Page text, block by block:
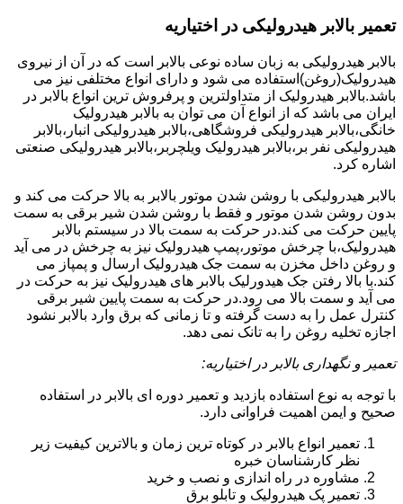
تعمیر بالابر هیدرولیکی در اختیاریه
بالابر هیدرولیکی به زبان ساده نوعی بالابر است که در آن از نیروی
هیدرولیک(روغن)استفاده می شود و دارای انواع مختلفی نیز می
باشد.بالابر هیدرولیک از متداولترین و پرفروش ترین انواع بالابر در
ایران می باشد که از انواع آن می توان به بالابر هیدرولیک
خانگی،بالابر هیدرولیکی فروشگاهی،بالابر هیدرولیکی انبار،بالابر
هیدرولیکی نفر بر،بالابر هیدرولیک ویلچربر،بالابر هیدرولیکی صنعتی
اشاره کرد.
بالابر هیدرولیکی با روشن شدن موتور بالابر به بالا حرکت می کند و
بدون روشن شدن موتور و فقط با روشن شدن شیر برقی به سمت
پایین حرکت می کند.در حرکت به سمت بالا در سیستم بالابر
هیدرولیک،با چرخش موتور،پمپ هیدرولیک نیز به چرخش در می آید
و روغن داخل مخزن به سمت جک هیدرولیک ارسال و پمپاز می
کند.با بالا رفتن جک هیدورلیک بالابر های هیدرولیک نیز به حرکت در
می آید و سمت بالا می رود.در حرکت به سمت پایین شیر برقی
کنترل عمل را به دست گرفته و تا زمانی که برق وارد بالابر نشود
اجازه تخلیه روغن را به تانک نمی دهد.
تعمیر و نگهداری بالابر در اختیاریه:
با توجه به نوع استفاده بازدید و تعمیر دوره ای بالابر در استفاده
صحیح و ایمن اهمیت فراوانی دارد.
تعمیر انواع بالابر در کوتاه ترین زمان و بالاترین کیفیت زیر
نظر کارشناسان خبره
مشاوره در راه اندازی و نصب و خرید
تعمیر پک هیدرولیک و تابلو برق